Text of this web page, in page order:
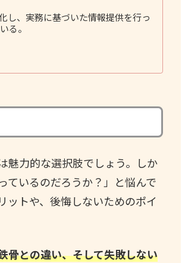
し、実務に基づいた情報提供を行っ
る。
魅力的な選択肢でしょう。しか
ているのだろうか？」と悩んで
ットや、後悔しないためのポイ
骨との違い、そして失敗しない